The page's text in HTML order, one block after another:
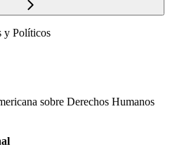
Políticos
sobre Derechos Humanos